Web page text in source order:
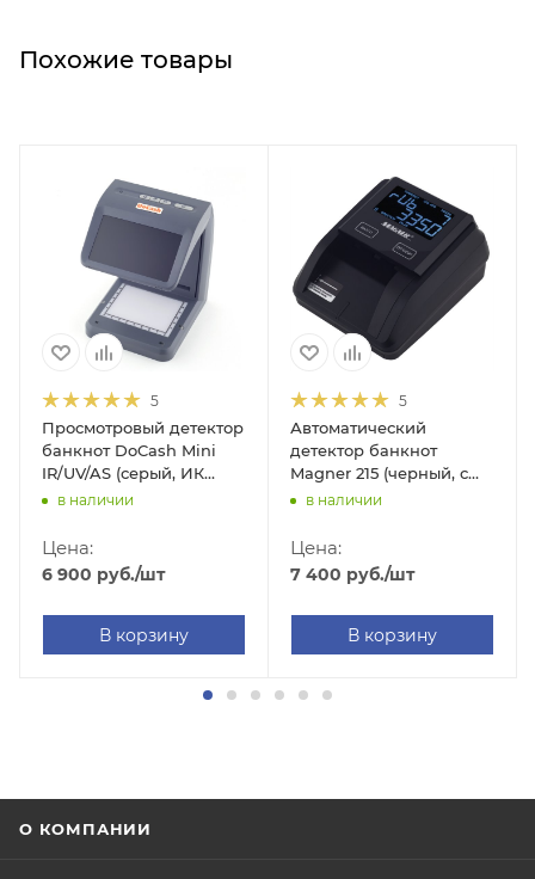
Похожие товары
5
Просмотровый детектор
банкнот DoCash Mini
IR/UV/AS (серый, ИК
контроль/контроль
АКБ)
в наличии
Цена:
6 900 руб./шт
В корзину
5
Автоматический
детектор банкнот
Magner 215 (черный, с
АКБ, RUB/USD/EUR)
в наличии
Цена:
7 400 руб./шт
В корзину
О КОМПАНИИ